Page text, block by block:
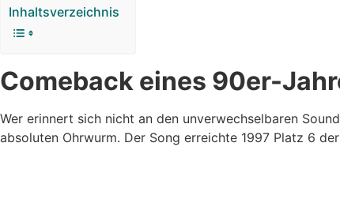
Inhaltsverzeichnis
Comeback eines 90er-
Wer erinnert sich nicht an den unverwechselbaren
absoluten Ohrwurm. Der Song erreichte 1997 Platz 6